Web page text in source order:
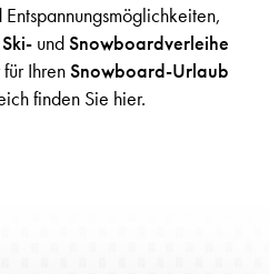
Ski- undSnowboardverleihe
IhrenSnowboard-Urlaub
finden Sie hier.